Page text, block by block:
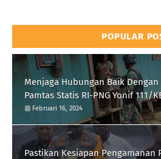
POPULAR
Menjaga Hubungan Baik Dengan
Pamtas Statis RI-PNG Yonif 111/
Silaturrahmi
Februari 16, 2024
Pastikan Kesiapan Pengamanan